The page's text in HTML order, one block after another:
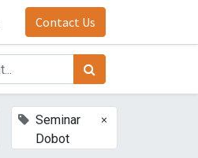
Contact Us
Seminar
Dobot
×